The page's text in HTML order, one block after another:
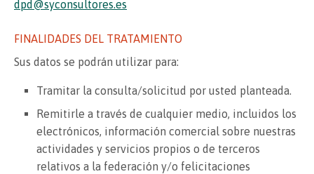
dpd@syconsultores.es
FINALIDADES DEL TRATAMIENTO
Sus datos se podrán utilizar para:
Tramitar la consulta/solicitud por usted planteada.
Remitirle a través de cualquier medio, incluidos los
electrónicos, información comercial sobre nuestras
actividades y servicios propios o de terceros
relativos a la federación y/o felicitaciones